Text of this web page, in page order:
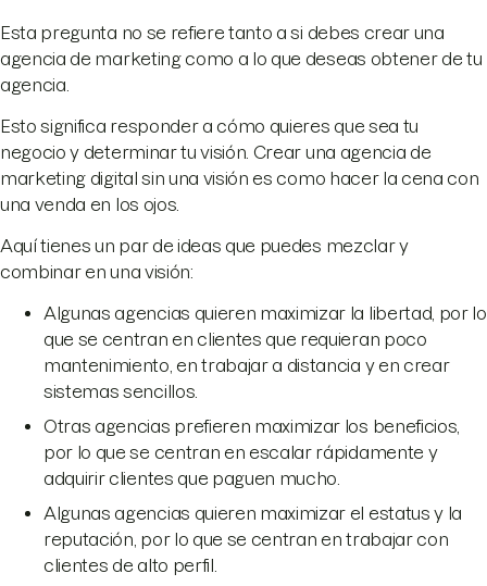
Esta pregunta no se refiere tanto a si debes crear una
agencia de marketing como a lo que deseas obtener de tu
agencia.
Esto significa responder a cómo quieres que sea tu
negocio y determinar tu visión. Crear una agencia de
marketing digital sin una visión es como hacer la cena con
una venda en los ojos.
Aquí tienes un par de ideas que puedes mezclar y
combinar en una visión:
Algunas agencias quieren maximizar la libertad, por lo
que se centran en clientes que requieran poco
mantenimiento, en trabajar a distancia y en crear
sistemas sencillos.
Otras agencias prefieren maximizar los beneficios,
por lo que se centran en escalar rápidamente y
adquirir clientes que paguen mucho.
Algunas agencias quieren maximizar el estatus y la
reputación, por lo que se centran en trabajar con
clientes de alto perfil.